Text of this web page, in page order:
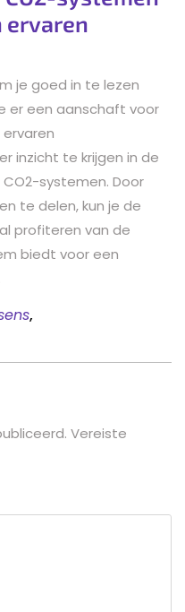
ervaren
je goed in te lezen
er een aanschaft voor
inzicht te krijgen in de
systemen. Door
te delen, kun je de
profiteren van de
biedt voor een
,
Vereiste